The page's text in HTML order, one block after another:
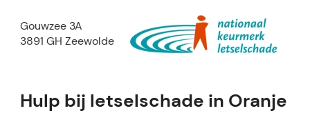
Gouwzee 3A
3891 GH Zeewolde
Hulp bij letselschade in Oranje